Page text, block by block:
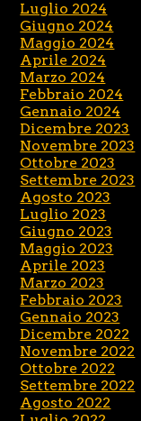
Luglio 2024
Giugno 2024
Maggio 2024
Aprile 2024
Marzo 2024
Febbraio 2024
Gennaio 2024
Dicembre 2023
Novembre 2023
Ottobre 2023
Settembre 2023
Agosto 2023
Luglio 2023
Giugno 2023
Maggio 2023
Aprile 2023
Marzo 2023
Febbraio 2023
Gennaio 2023
Dicembre 2022
Novembre 2022
Ottobre 2022
Settembre 2022
Agosto 2022